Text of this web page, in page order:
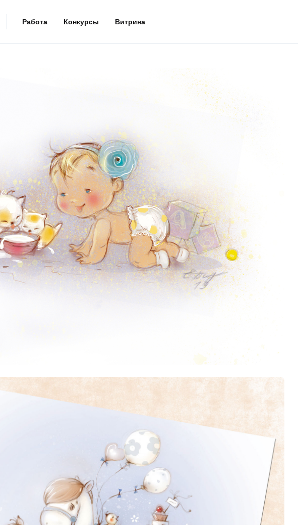
Работа Конкурсы Витрина